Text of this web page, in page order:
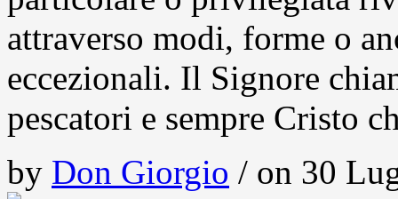
attraverso modi, forme o
eccezionali. Il Signore
pescatori e sempre Cristo
by Don Giorgio / on 30